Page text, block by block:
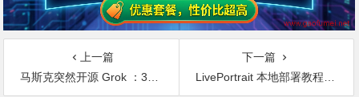
上一篇
马斯克突然开源 Grok ：3140亿参数，打脸OpenAI，免费可商用，点击下载，安装史上最大模型！
下一篇
LivePortrait 本地部署教程，强大且开源的可控人像AI视频生成